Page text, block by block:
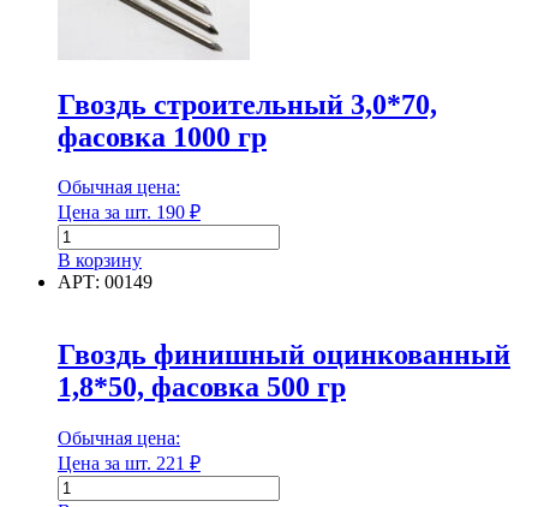
Гвоздь строительный 3,0*70,
фасовка 1000 гр
Обычная цена:
Цена за шт. 190 ₽
Количество
товара
Гвоздь
фасовка
1000
гр
В корзину
АРТ: 00149
Гвоздь финишный оцинкованный
1,8*50, фасовка 500 гр
Обычная цена:
Цена за шт. 221 ₽
Количество